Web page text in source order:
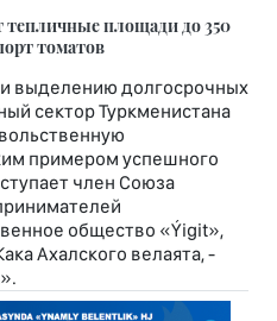
тепличные площади до 350
томатов
выделению долгосрочных
сектор Туркменистана
примером успешного
член Союза
общество «Ýigit»,
Ахалского велаята, -